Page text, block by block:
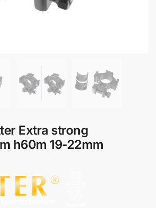
Extra strong
h60m 19-22mm